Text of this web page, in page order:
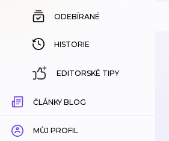
ODEBÍRANÉ
HISTORIE
EDITORSKÉ TIPY
ČLÁNKY BLOG
MŮJ PROFIL